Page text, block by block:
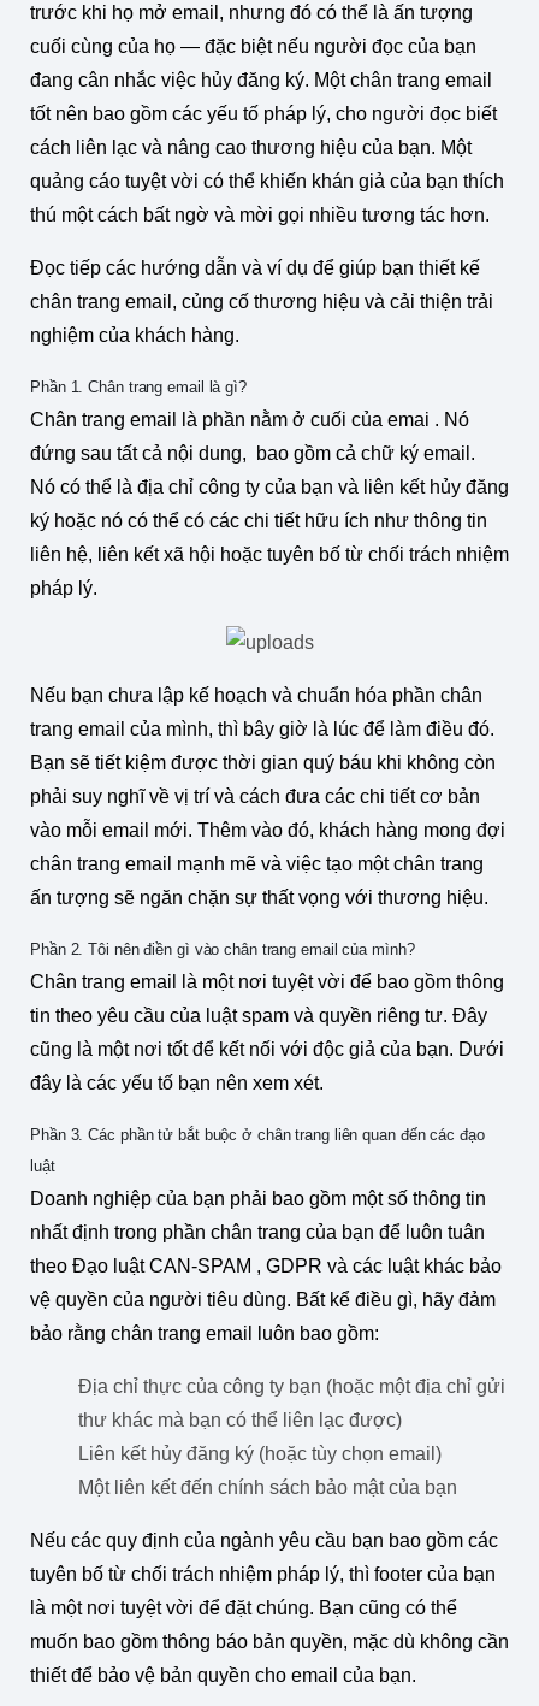
trước khi họ mở email, nhưng đó có thể là ấn tượng
cuối cùng của họ — đặc biệt nếu người đọc của bạn
đang cân nhắc việc hủy đăng ký. Một chân trang email
tốt nên bao gồm các yếu tố pháp lý, cho người đọc biết
cách liên lạc và nâng cao thương hiệu của bạn. Một
quảng cáo tuyệt vời có thể khiến khán giả của bạn thích
thú một cách bất ngờ và mời gọi nhiều tương tác hơn.
Đọc tiếp các hướng dẫn và ví dụ để giúp bạn thiết kế
chân trang email, củng cố thương hiệu và cải thiện trải
nghiệm của khách hàng.
Phần 1. Chân trang email là gì?
Chân trang email là phần nằm ở cuối của emai . Nó
đứng sau tất cả nội dung, bao gồm cả chữ ký email.
Nó có thể là địa chỉ công ty của bạn và liên kết hủy đăng
ký hoặc nó có thể có các chi tiết hữu ích như thông tin
liên hệ, liên kết xã hội hoặc tuyên bố từ chối trách nhiệm
pháp lý.
Nếu bạn chưa lập kế hoạch và chuẩn hóa phần chân
trang email của mình, thì bây giờ là lúc để làm điều đó.
Bạn sẽ tiết kiệm được thời gian quý báu khi không còn
phải suy nghĩ về vị trí và cách đưa các chi tiết cơ bản
vào mỗi email mới. Thêm vào đó, khách hàng mong đợi
chân trang email mạnh mẽ và việc tạo một chân trang
ấn tượng sẽ ngăn chặn sự thất vọng với thương hiệu.
Phần 2. Tôi nên điền gì vào chân trang email của mình?
Chân trang email là một nơi tuyệt vời để bao gồm thông
tin theo yêu cầu của luật spam và quyền riêng tư. Đây
cũng là một nơi tốt để kết nối với độc giả của bạn. Dưới
đây là các yếu tố bạn nên xem xét.
Phần 3. Các phần tử bắt buộc ở chân trang liên quan đến các đạo
luật
Doanh nghiệp của bạn phải bao gồm một số thông tin
nhất định trong phần chân trang của bạn để luôn tuân
theo Đạo luật CAN-SPAM , GDPR và các luật khác bảo
vệ quyền của người tiêu dùng. Bất kể điều gì, hãy đảm
bảo rằng chân trang email luôn bao gồm:
Địa chỉ thực của công ty bạn (hoặc một địa chỉ gửi
thư khác mà bạn có thể liên lạc được)
Liên kết hủy đăng ký (hoặc tùy chọn email)
Một liên kết đến chính sách bảo mật của bạn
Nếu các quy định của ngành yêu cầu bạn bao gồm các
tuyên bố từ chối trách nhiệm pháp lý, thì footer của bạn
là một nơi tuyệt vời để đặt chúng. Bạn cũng có thể
muốn bao gồm thông báo bản quyền, mặc dù không cần
thiết để bảo vệ bản quyền cho email của bạn.